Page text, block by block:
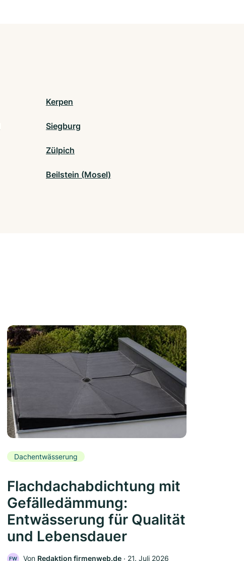
Kerpen
Siegburg
Zülpich
Beilstein (Mosel)
Dachentwässerung
Flachdachabdichtung mit
Gefälledämmung:
Entwässerung für Qualität
und Lebensdauer
FW Von Redaktion firmenweb.de ‧ 21. Juli 2026